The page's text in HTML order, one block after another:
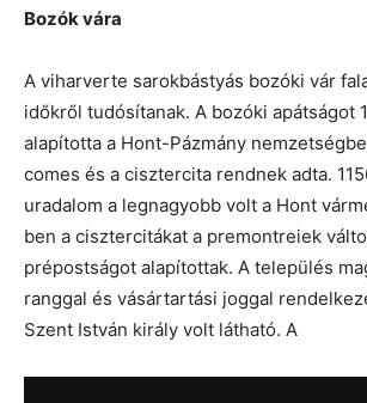
Bozók vára
A viharverte sarokbástyás bozóki vár
időkről tudósítanak. A bozóki apátságot
alapította a Hont-Pázmány
comes és a cisztercita rendnek adta.
uradalom a legnagyobb volt a Hont
ben a cisztercitákat a premontreiek
prépostságot alapítottak. A település
ranggal és vásártartási joggal
Szent István király volt látható. A